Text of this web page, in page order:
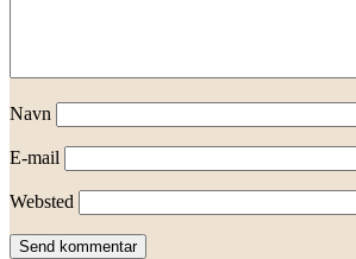
Navn
E-mail
Websted